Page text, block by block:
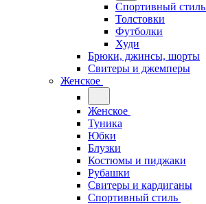
Спортивный стиль
Толстовки
Футболки
Худи
Брюки, джинсы, шорты
Свитеры и джемперы
Женское
Женское
Туника
Юбки
Блузки
Костюмы и пиджаки
Рубашки
Свитеры и кардиганы
Спортивный стиль